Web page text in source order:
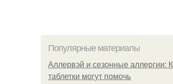
Популярные материалы
Аллервэй и сезонные аллергии:
таблетки могут помочь